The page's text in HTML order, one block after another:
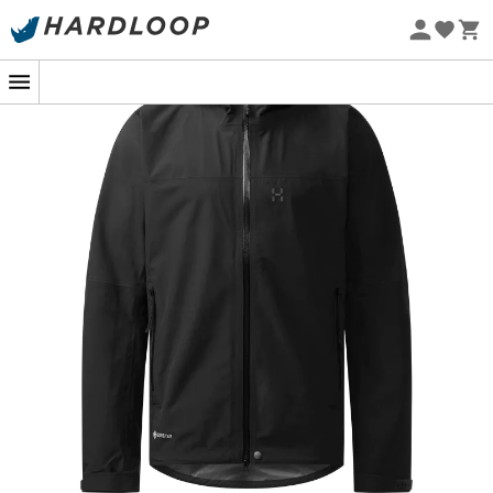
-5% Extra - Kode Summer5
Forestil dig at bestige en bjergtop, skyerne samler sig,
men du forbliver rolig takket være
ROC Sight GTX
fra Haglöfs
. Specielt designet til eventyrere i
højderne, er denne
regnjakke til mænd
din bedste
allierede mod Moder Naturs luner. Med sit
GORE-TEX ePE
sikrer den vandtæt og vindtæt
beskyttelse, samtidig med at din krop kan ånde. Slut
med kompromiser mellem komfort og sikkerhed!